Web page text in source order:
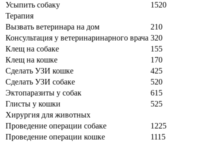
Усыпить собаку
1520
Терапия
Вызвать ветеринара на дом
210
Консультация у ветеринаринарного врача 320
Клещ на собаке
155
Клещ на кошке
170
Сделать УЗИ кошке
425
Сделать УЗИ собаке
520
Эктопаразиты у собак
615
Глисты у кошки
525
Хирургия для животных
Проведение операции собаке
1225
Проведение операции кошке
1115